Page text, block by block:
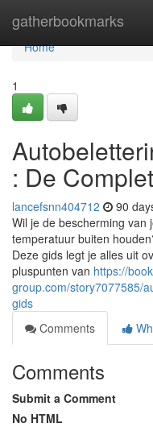
gatherbookmarks
Home
Home
1
: De
lancefsnn404712 90
Wil je de bescherming van
temperatuur buiten
Deze gids legt je alles uit
pluspunten van https://
group.com/story7077585/
gids
Comments
Comments
Submit a Comment
No HTML